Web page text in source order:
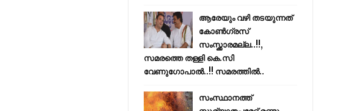
ആരേയും വഴി തടയുന്നത്
കോണ്‍ഗ്രസ്
സംസ്ക്കാരമല്ല..!!,
സമരത്തെ തള്ളി കെ.സി
വേണുഗോപാൽ..!! സമരത്തിൽ..
സംസ്ഥാനത്ത്